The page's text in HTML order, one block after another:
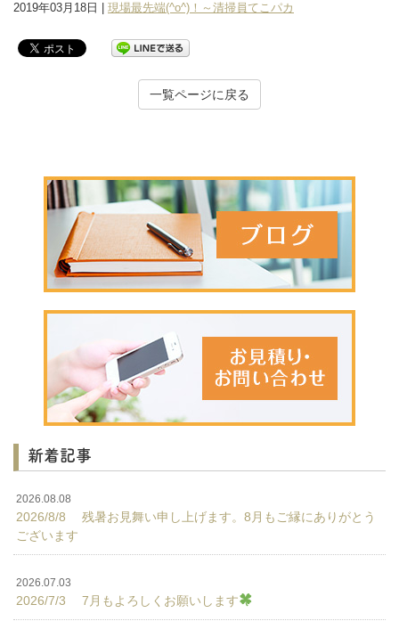
2019年03月18日 | 現場最先端(^o^)！～清掃員てこパカ
一覧ページに戻る
新着記事
2026.08.08
2026/8/8 残暑お見舞い申し上げます。8月もご縁にありがとう
ございます
2026.07.03
2026/7/3 7月もよろしくお願いします